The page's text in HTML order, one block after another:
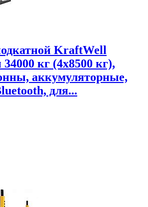
KraftWell
кг (4х8500 кг),
аккумуляторные,
для...